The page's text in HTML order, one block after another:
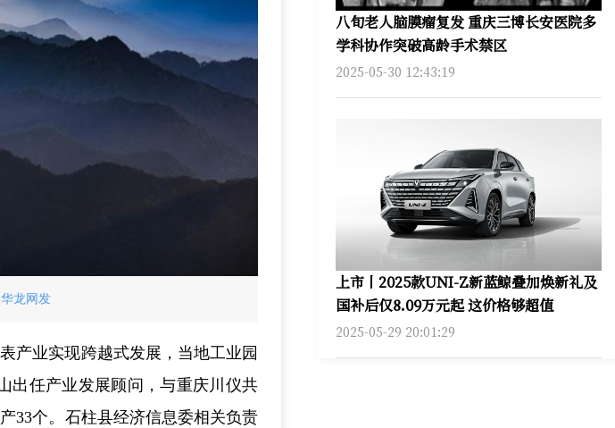
龙网发
产业实现跨越式发展，当地工业园
出任产业发展顾问，与重庆川仪共
33个。石柱县经济信息委相关负责
八旬老人脑膜瘤复发 重庆三博长安医院多
学科协作突破高龄手术禁区
2025-05-30 12:43:19
上市丨2025款UNI-Z新蓝鲸叠加焕新礼及
国补后仅8.09万元起 这价格够超值
2025-05-29 20:01:29